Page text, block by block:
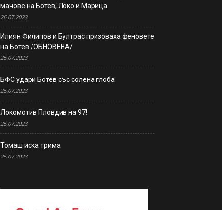
мачове на Ботев, Локо и Марица
26.07.2023
Илиян Филипов и Бултрас призоваха феновете
на Ботев /ОБНОВЕНА/
25.07.2023
БФС удари Ботев със солена глоба
25.07.2023
Локомотив Пловдив на 97!
25.07.2023
Томаш иска трима
25.07.2023